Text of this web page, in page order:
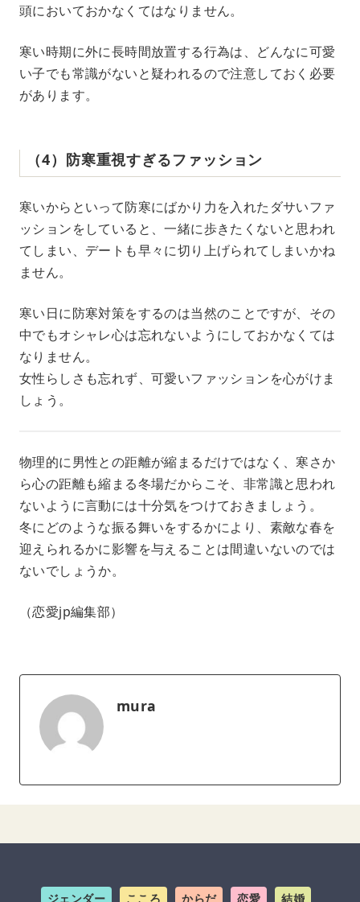
頭においておかなくてはなりません。
寒い時期に外に長時間放置する行為は、どんなに可愛
い子でも常識がないと疑われるので注意しておく必要
があります。
（4）防寒重視すぎるファッション
寒いからといって防寒にばかり力を入れたダサいファ
ッションをしていると、一緒に歩きたくないと思われ
てしまい、デートも早々に切り上げられてしまいかね
ません。
寒い日に防寒対策をするのは当然のことですが、その
中でもオシャレ心は忘れないようにしておかなくては
なりません。
女性らしさも忘れず、可愛いファッションを心がけま
しょう。
物理的に男性との距離が縮まるだけではなく、寒さか
ら心の距離も縮まる冬場だからこそ、非常識と思われ
ないように言動には十分気をつけておきましょう。
冬にどのような振る舞いをするかにより、素敵な春を
迎えられるかに影響を与えることは間違いないのでは
ないでしょうか。
（恋愛jp編集部）
mura
ジェンダー こころ からだ 恋愛 結婚